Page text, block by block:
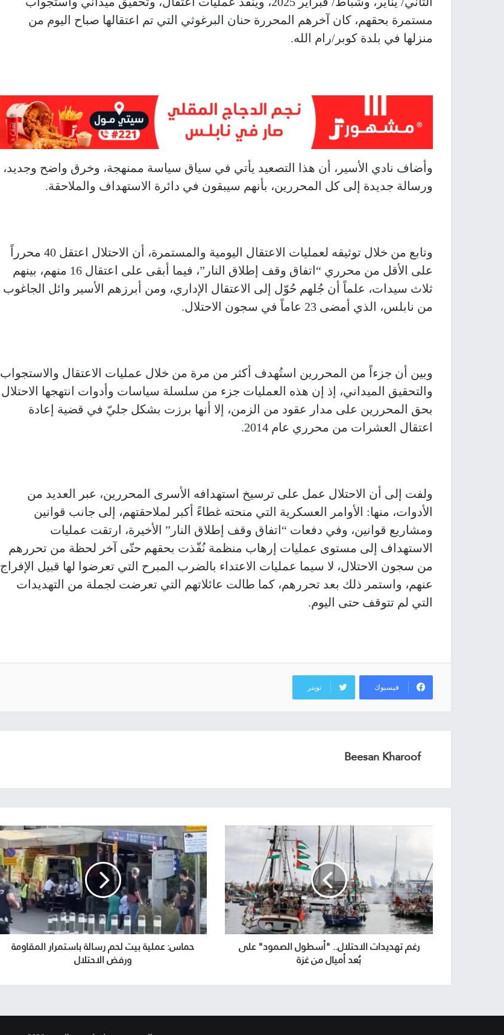
مستمرة بحقهم، كان آخرهم المحررة حنان البرغوثي التي تم اعتقالها صباح اليوم من
منزلها في بلدة كوبر/رام الله.
وأضاف نادي الأسير، أن هذا التصعيد يأتي في سياق سياسة ممنهجة، وخرق واضح وجديد،
ورسالة جديدة إلى كل المحررين، بأنهم سيبقون في دائرة الاستهداف والملاحقة.
وتابع من خلال توثيقه لعمليات الاعتقال اليومية والمستمرة، أن الاحتلال اعتقل 40 محرراً
على الأقل من محرري “اتفاق وقف إطلاق النار”، فيما أبقى على اعتقال 16 منهم، بينهم
ثلاث سيدات، علماً أن جُلهم حُوّل إلى الاعتقال الإداري، ومن أبرزهم الأسير وائل الجاغوب
من نابلس، الذي أمضى 23 عاماً في سجون الاحتلال.
وبين أن جزءاً من المحررين استُهدف أكثر من مرة من خلال عمليات الاعتقال والاستجواب
والتحقيق الميداني، إذ إن هذه العمليات جزء من سلسلة سياسات وأدوات انتهجها الاحتلال
بحق المحررين على مدار عقود من الزمن، إلا أنها برزت بشكل جليّ في قضية إعادة
اعتقال العشرات من محرري عام 2014.
ولفت إلى أن الاحتلال عمل على ترسيخ استهدافه الأسرى المحررين، عبر العديد من
الأدوات، منها: الأوامر العسكرية التي منحته غطاءً أكبر لملاحقتهم، إلى جانب قوانين
ومشاريع قوانين، وفي دفعات “اتفاق وقف إطلاق النار” الأخيرة، ارتقت عمليات
الاستهداف إلى مستوى عمليات إرهاب منظمة نُفّذت بحقهم حتّى آخر لحظة من تحررهم
من سجون الاحتلال، لا سيما عمليات الاعتداء بالضرب المبرح التي تعرضوا لها قبيل الإفراج
عنهم، واستمر ذلك بعد تحررهم، كما طالت عائلاتهم التي تعرضت لجملة من التهديدات
التي لم تتوقف حتى اليوم.
فيسبوك تويتر
Beesan Kharoof
رغم تهديدات الاحتلال.. "أسطول الصمود" على
بُعد أميال من غزة
حماس: عملية بيت لحم رسالة باستمرار المقاومة
ورفض الاحتلال